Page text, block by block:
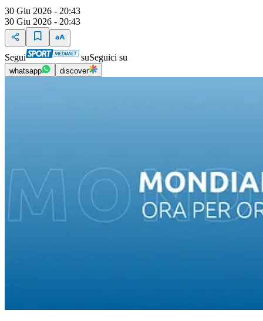
30 Giu 2026 - 20:43
30 Giu 2026 - 20:43
Segui suSeguici su
whatsapp discover